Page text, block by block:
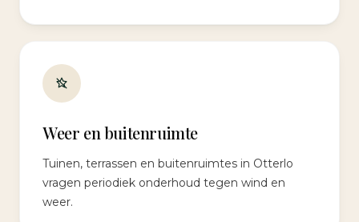
Weer en buitenruimte
Tuinen, terrassen en buitenruimtes in Otterlo
vragen periodiek onderhoud tegen wind en
weer.